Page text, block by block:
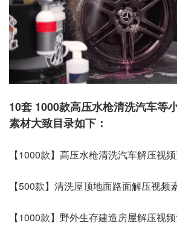
10套 1000款高压水枪清洗汽车等
素材大致目录如下：
【1000款】高压水枪清洗汽车解压视
【500款】清洗屋顶地面路面解压视频
【1000款】野外生存建造房屋解压视